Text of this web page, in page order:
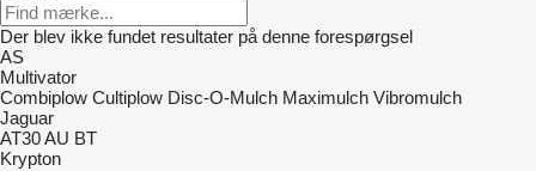
Der blev ikke fundet resultater på denne forespørgsel
AS
Multivator
Combiplow Cultiplow Disc-O-Mulch Maximulch Vibromulch
Jaguar
AT30AU BT
Krypton